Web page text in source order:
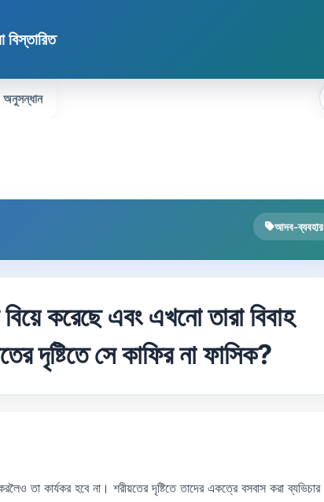
বিস্তারিত
অনুসন্ধান
আদব-ব্যবহার
করেছে এবং এখনো তারা বিবাহ
দৃষ্টিতে সে কাফির না ফাসিক?
তা কার্যকর হবে না। শরীয়তের দৃষ্টিতে তাদের একত্রে বসবাস করা ব্যভিচার